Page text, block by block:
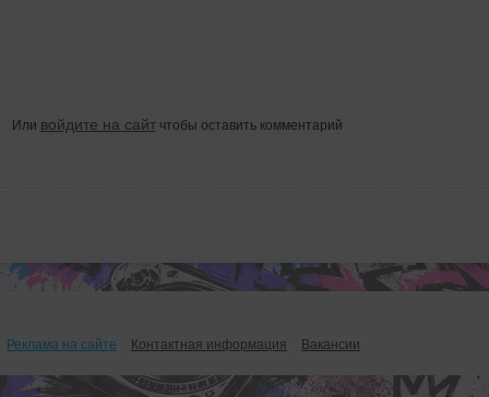
Или войдите на сайтчтобы оставить комментарий
Реклама на сайте Контактная информация Вакансии